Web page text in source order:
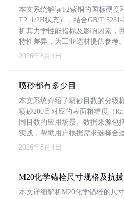
本文系统解读T2紫铜的国标硬度
T2_1/2H状态），结合GB/T
析其力学性能指标及影响因素，
特性差异，为工业选材提供参考。
2026年8月4日
喷砂都有多少目
本文系统介绍了喷砂目数的分级
喷砂200目对应的表面粗糙度（
同目数的应用场景。数据来源包
实践，帮助用户根据需求选择合
2026年8月4日
M20化学锚栓尺寸规格及抗
本文详细解析M20化学锚栓的尺